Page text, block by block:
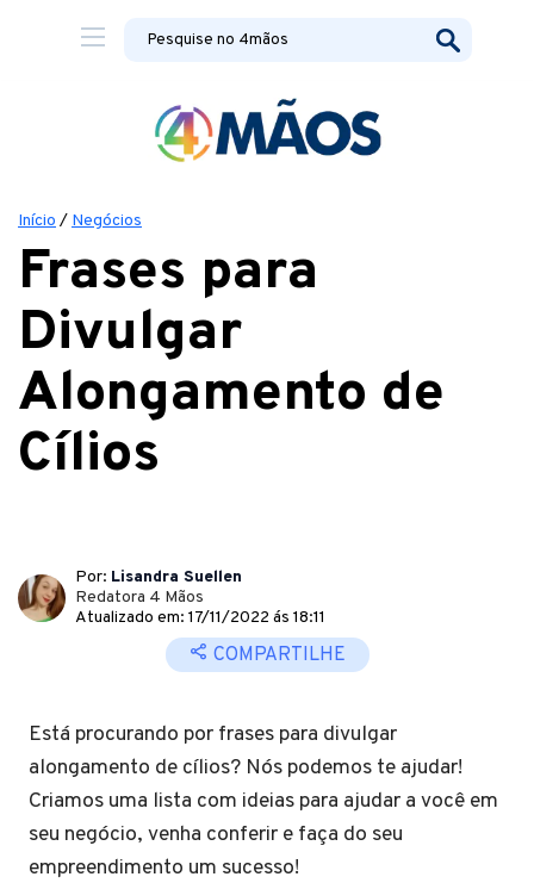
Início / Negócios
Frases para
Divulgar
Alongamento de
Cílios
Por: Lisandra Suellen
Redatora 4 Mãos
Atualizado em: 17/11/2022 ás 18:11
COMPARTILHE
Está procurando por frases para divulgar
alongamento de cílios? Nós podemos te ajudar!
Criamos uma lista com ideias para ajudar a você em
seu negócio, venha conferir e faça do seu
empreendimento um sucesso!